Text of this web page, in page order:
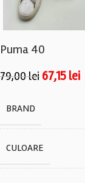
Puma 40
79,00lei 67,15 lei
BRAND
CULOARE